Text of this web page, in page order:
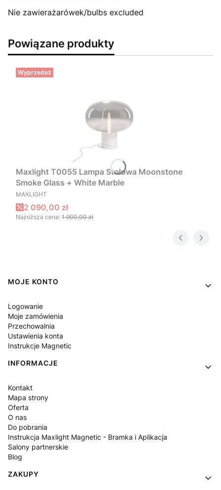
Nie zawierażarówek/bulbs excluded
Powiązane produkty
Wyprzedaż
Maxlight T0055 Lampa Stołowa Moonstone
Smoke Glass + White Marble
PRODUCENT
MAXLIGHT
Cena promocyjna
2 090,00 zł
Najniższa cena: 1 900,00 zł
Linki w stopce
MOJE KONTO
Logowanie
Moje zamówienia
Przechowalnia
Ustawienia konta
Instrukcje Magnetic
INFORMACJE
Kontakt
Mapa strony
Oferta
O nas
Do pobrania
Instrukcja Maxlight Magnetic - Bramka i Aplikacja
Salony partnerskie
Blog
ZAKUPY